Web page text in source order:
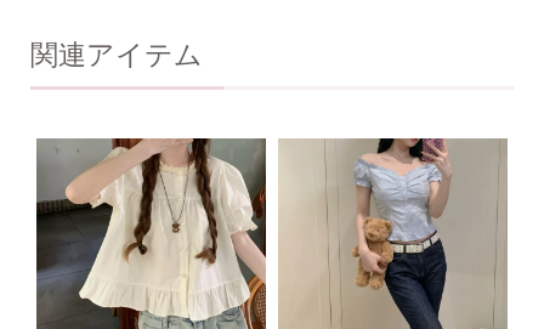
関連アイテム